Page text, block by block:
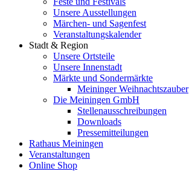
Unsere Ausstellungen
Märchen- und Sagenfest
Veranstaltungskalender
Stadt & Region
Unsere Ortsteile
Unsere Innenstadt
Märkte und Sondermärkte
Meininger Weihnachtszauber
Die Meiningen GmbH
Stellenausschreibungen
Downloads
Pressemitteilungen
Rathaus Meiningen
Veranstaltungen
Online Shop